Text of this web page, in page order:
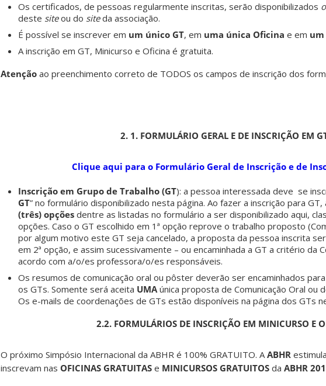
Os certificados, de pessoas regularmente inscritas, serão disponibilizados
deste siteou do siteda associação.
É possível se inscrever em um único GT, em uma única Oficina e em
A inscrição em GT, Minicurso e Oficina é gratuita.
Atenção ao preenchimento correto de TODOS os campos de inscrição dos
2. 1. FORMULÁRIO GERAL E DE INSCRIÇÃO EM
Clique aqui para o Formulário Geral de Inscrição e de
Inscrição em Grupo de Trabalho (GT): a pessoa interessada deve se
GT” no formulário disponibilizado nesta página. Ao fazer a inscrição para
(três) opções dentre as listadas no formulário a ser disponibilizado aqui,
opções. Caso o GT escolhido em 1ª opção reprove o trabalho proposto
por algum motivo este GT seja cancelado, a proposta da pessoa inscrita
em 2ª opção, e assim sucessivamente – ou encaminhada a GT a critério da
acordo com a/o/es professora/o/es responsáveis.
Os resumos de comunicação oral ou pôster deverão ser encaminhados
os GTs. Somente será aceita UMAúnica proposta de Comunicação Oral ou
Os e-mails de coordenações de GTs estão disponíveis na página dos GTs
2.2. FORMULÁRIOS DE INSCRIÇÃO EM MINICURSO E
O próximo Simpósio Internacional da ABHR é 100% GRATUITO. AABHR
inscrevam nas OFICINAS GRATUITAS e MINICURSOS GRATUITOS da ABHR